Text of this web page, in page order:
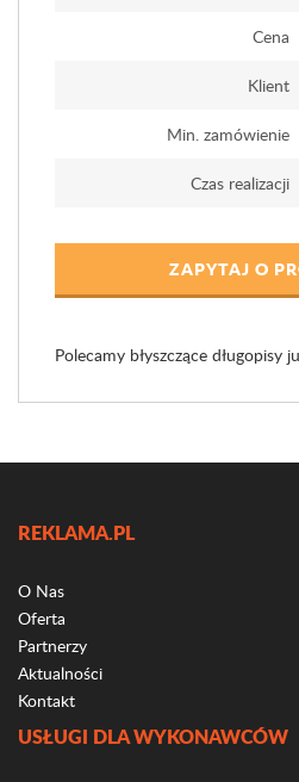
Cena
Klient
Min. zamówienie
Czas realizacji
ZAPYTAJ O
Polecamy błyszczące długopisy
REKLAMA.PL
O Nas
Oferta
Partnerzy
Aktualności
Kontakt
USŁUGI DLA WYKONAWCÓW